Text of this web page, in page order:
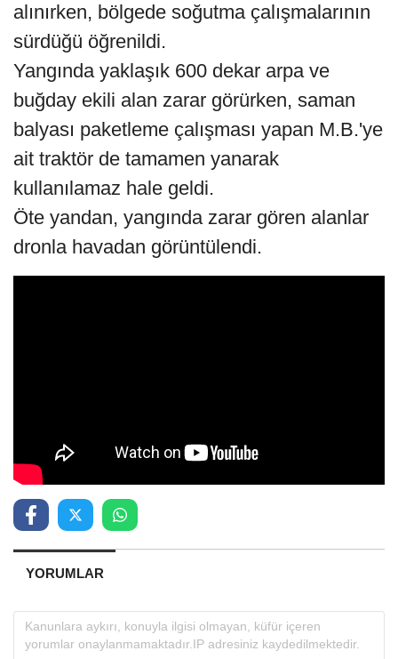
alınırken, bölgede soğutma çalışmalarının
sürdüğü öğrenildi.
Yangında yaklaşık 600 dekar arpa ve
buğday ekili alan zarar görürken, saman
balyası paketleme çalışması yapan M.B.'ye
ait traktör de tamamen yanarak
kullanılamaz hale geldi.
Öte yandan, yangında zarar gören alanlar
dronla havadan görüntülendi.
YORUMLAR